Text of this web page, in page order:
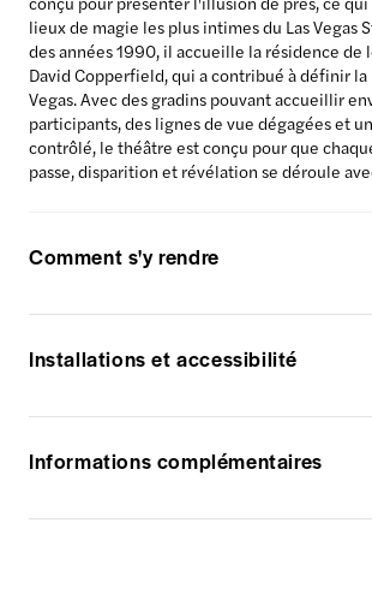
lieux de magie les plus intimes du Las Vegas
des années 1990, il accueille la résidence de
David Copperfield, qui a contribué à définir
Vegas. Avec des gradins pouvant accueillir
participants, des lignes de vue dégagées et
contrôlé, le théâtre est conçu pour que
passe, disparition et révélation se déroule
Comment s'y rendre
Installations et accessibilité
Informations complémentaires